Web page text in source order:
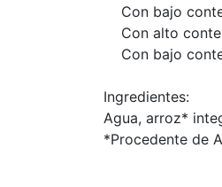
Con bajo
Con alto
Con bajo
Ingredientes:
Agua, arroz*
*Procedente de